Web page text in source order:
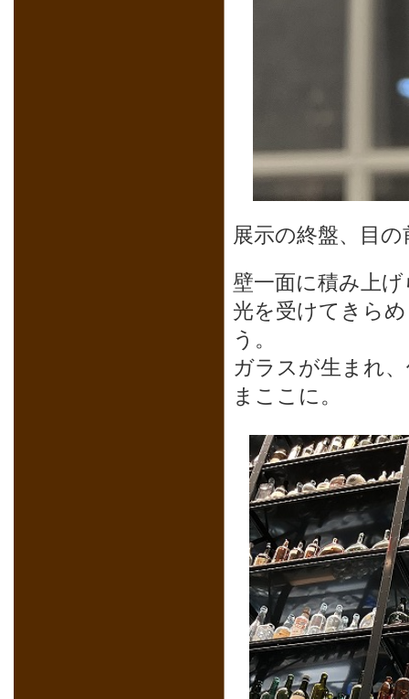
展示の終盤、目
壁一面に積み上
光を受けてきら
う。
ガラスが生まれ
まここに。